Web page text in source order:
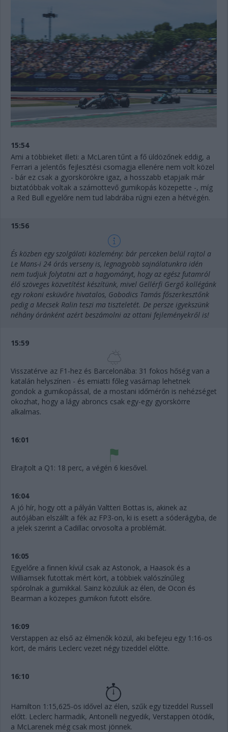
15:54
Ami a többieket illeti: a McLaren tűnt a fő üldözőnek eddig, a
Ferrari a jelentős fejlesztési csomagja ellenére nem volt közel
- bár ez csak a gyorskörökre igaz, a hosszabb etapjaik már
biztatóbbak voltak a számottevő gumikopás közepette -, míg
a Red Bull egyelőre nem tud labdrába rúgni ezen a hétvégén.
15:56
És közben egy szolgálati közlemény: bár perceken belül rajtol a
Le Mans-i 24 órás verseny is, legnagyobb sajnálatunkra idén
nem tudjuk folytatni azt a hagyományt, hogy az egész futamról
élő szöveges közvetítést készítünk, mivel Gellérfi Gergő kollégánk
egy rokoni esküvőre hivatalos, Gobodics Tamás főszerkesztőnk
pedig a Mecsek Ralin teszi ma tiszteletét. De persze igyekszünk
néhány óránként azért beszámolni az ottani fejleményekről is!
15:59
Visszatérve az F1-hez és Barcelonába: 31 fokos hőség van a
katalán helyszínen - és emiatti főleg vasárnap lehetnek
gondok a gumikopással, de a mostani időmérőn is nehézséget
okozhat, hogy a lágy abroncs csak egy-egy gyorskörre
alkalmas.
16:01
Elrajtolt a Q1: 18 perc, a végén 6 kiesővel.
16:04
A jó hír, hogy ott a pályán Valtteri Bottas is, akinek az
autójában elszállt a fék az FP3-on, ki is esett a sóderágyba, de
a jelek szerint a Cadillac orvosolta a problémát.
16:05
Egyelőre a finnen kívül csak az Astonok, a Haasok és a
Williamsek futottak mért kört, a többiek valószínűleg
spórolnak a gumikkal. Sainz közülük az élen, de Ocon és
Bearman a közepes gumikon futott elsőre.
16:09
Verstappen az első az élmenők közül, aki befejeu egy 1:16-os
kört, de máris Leclerc vezet négy tizeddel előtte.
16:10
Hamilton 1:15,625-ös idővel az élen, szűk egy tizeddel Russell
előtt. Leclerc harmadik, Antonelli negyedik, Verstappen ötödik,
a McLarenek még csak most jönnek.